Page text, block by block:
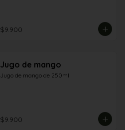
$9.900
Jugo de mango
Jugo de mango de 250ml
$9.900